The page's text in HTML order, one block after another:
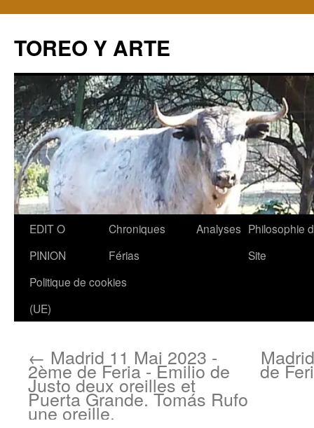
TOREO Y ARTE
Aller
contenu
EDIT O
PINION
Chroniques
Férias
Analyses Philosophie
Site
Politique de cookies
(UE)
← Madrid 11 Mai 2023 -
2ème de Feria - Emilio de
Justo deux oreilles et
Puerta Grande. Tomás Rufo
une oreille.
de